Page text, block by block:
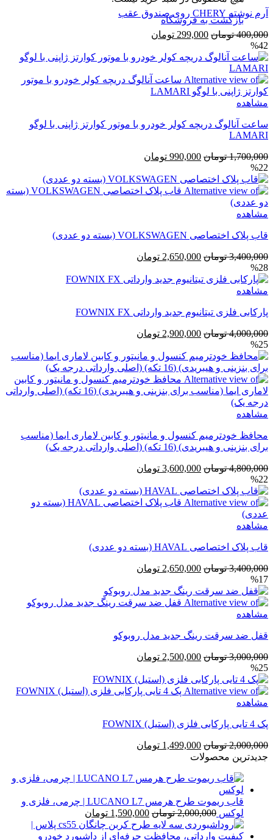
بازگشت به فروشگاه
آرم نوشته CHERY روی صندوق عقب
400,000 تومان قیمت
400,000 تومان
299,000 تومان
299,000 تومان
%42
مشاهده
ساعت آنالوگ دریچه کولر خودرو با موتور کوارتز ژاپنی با لوگو
LAMARI
1,700,000 تومان قیمت
1,700,000 تومان
بود.
990,000 تومان
990,000 تومان
است.
%22
مشاهده
قاب پلاک اختصاصی VOLKSWAGEN (بسته دو عددی)
3,400,000 تومان قیمت
3,400,000 تومان
2,650,000 تومان
2,650,000 تومان
%28
مشاهده
پارکابی فلزی تیتانیوم جدید وارداتی FOWNIX FX
4,000,000 تومان قیمت
4,000,000 تومان
بود.
2,900,000 تومان
2,900,000 تومان
است.
%25
مشاهده
محافظ خودترمیم کنسول و مانیتور و کابین لاماری ایما (مناسب
برای بنزینی و هیبریدی) (16 تکه) (اصلی وارداتی درجه یک)
4,800,000 تومان قیمت
4,800,000 تومان
بود.
3,600,000 تومان
3,600,000 تومان
است.
%22
مشاهده
قاب پلاک اختصاصی HAVAL (بسته دو عددی)
3,400,000 تومان قیمت
3,400,000 تومان
بود.
2,650,000 تومان
است.
%17
مشاهده
قفل ضد سرقت رینگ جدید مدل روبوکو
3,000,000 تومان قیمت
3,000,000 تومان
بود.
2,500,000 تومان
2,500,000 تومان
است.
%25
مشاهده
پک 4 تایی پارکابی فلزی (استیل) FOWNIX
2,000,000 تومان قیمت
اصلی
بود.
1,499,000 تومان
است.
جدیدترین محصولات
قاب ریموت طرح هرمس LUCANO L7 | چرمی، فلزی و
لوکس 2,000,000 تومان قیمت
اصلی
2,000,000 تومان
1,590,000 تومان
فعلی
1,590,000 تومان